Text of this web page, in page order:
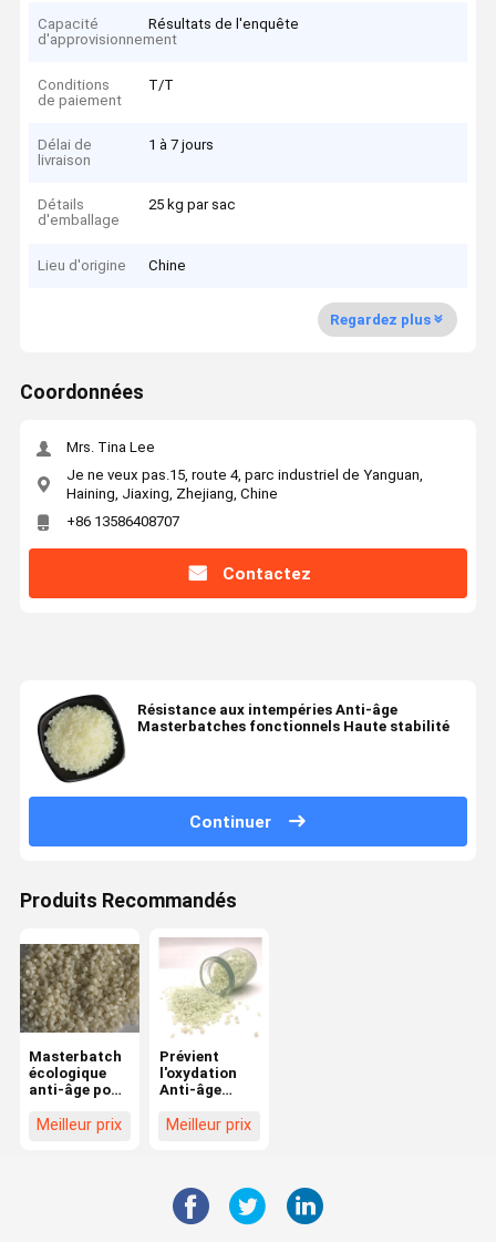
Capacité
d'approvisionnement
Résultats de l'enquête
Conditions
de paiement
T/T
Délai de
livraison
1 à 7 jours
Détails
d'emballage
25 kg par sac
Lieu d'origine Chine
Regardez plus
Coordonnées
Mrs. Tina Lee
Je ne veux pas.15, route 4, parc industriel de Yanguan,
Haining, Jiaxing, Zhejiang, Chine
+86 13586408707
Contactez
Résistance aux intempéries Anti-âge
Masterbatches fonctionnels Haute stabilité
Continuer
Produits Recommandés
Masterbatch
écologique
anti-âge pour
automobile
Meilleur prix
Prévient
l'oxydation
Anti-âge
PE PP
Meilleur prix